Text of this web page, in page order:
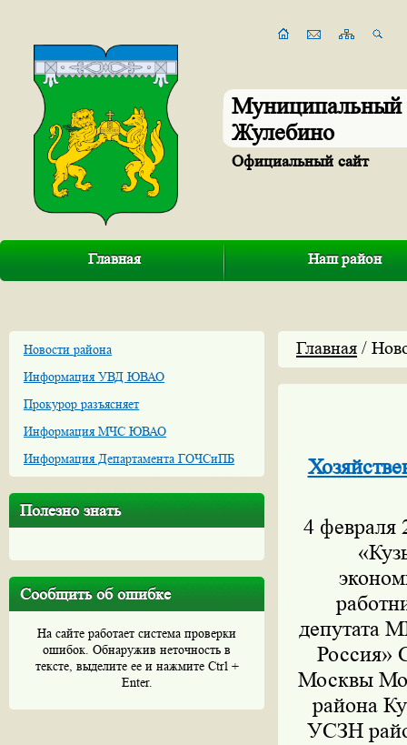
Муниципальный
Жулебино
Официальный сайт
Главная Наш район
Новости района
Информация УВД ЮВАО
Прокурор разъясняет
Информация МЧС ЮВАО
Информация Департамента ГОЧСиПБ
Полезно знать
Сообщить об ошибке
На сайте работает система проверки
ошибок. Обнаружив неточность в
тексте, выделите ее и нажмите Ctrl +
Enter.
Главная /
4 февраля
депутата
Россия»
Москвы
района
УСЗН